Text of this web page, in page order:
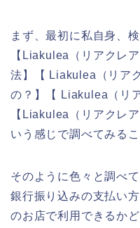
まず、最初に私自身、
【Liakulea（リアクレ
法】【 Liakulea（リア
の？】【 Liakulea（リ
【Liakulea（リアクレ
いう感じで調べてみる
そのように色々と調べ
銀行振り込みの支払い
のお店で利用できるか